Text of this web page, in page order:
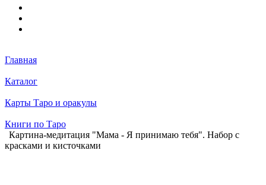
Главная
Каталог
Карты Таро и оракулы
Книги по Таро
Картина-медитация "Мама - Я принимаю тебя". Набор с
красками и кисточками